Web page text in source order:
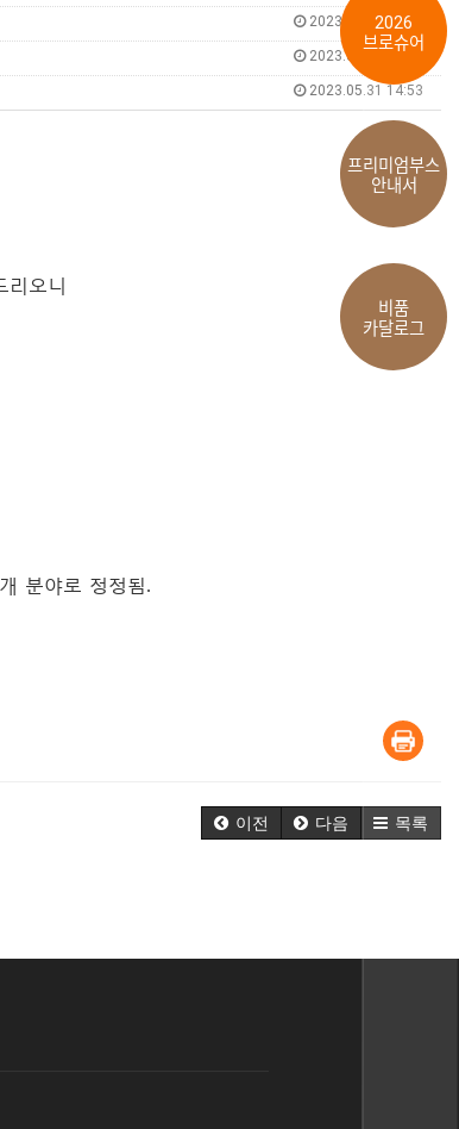
2026
브로슈어
프리미엄부스
안내서
비품
카달로그
2023.05.31 14:52
2023.05.31 14:53
2023.05.31 14:53
리오니
로 정정됨.
이전 다음 목록